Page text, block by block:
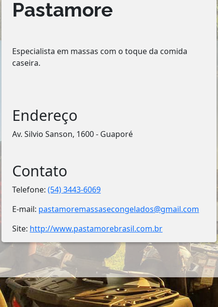
Pastamore
Especialista em massas com o toque da comida
caseira.
Endereço
Av. Silvio Sanson, 1600 - Guaporé
Contato
Telefone:(54) 3443-6069
E-mail: pastamoremassasecongelados@gmail.com
Site: http://www.pastamorebrasil.com.br